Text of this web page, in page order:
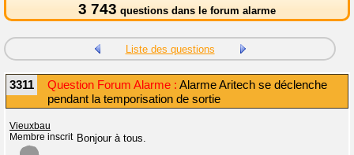
3 743 questions dans le forum alarme
Liste des questions
3311 Question Forum Alarme : Alarme Aritech se déclenche
pendant la temporisation de sortie
Vieuxbau
Membre inscrit Bonjour à tous.